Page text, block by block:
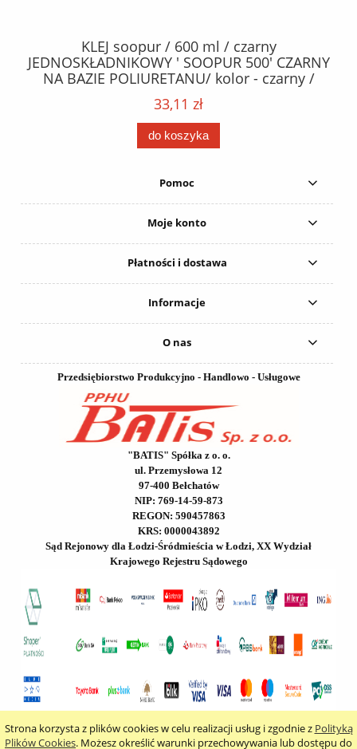
Strona korzysta z plików cookies w celu realizacji usług i zgodnie z Polityką
Plików Cookies. Możesz określić warunki przechowywania lub dostępu do
KLEJ soopur / 600 ml / czarny
JEDNOSKŁADNIKOWY ' SOOPUR 500' CZARNY
NA BAZIE POLIURETANU/ kolor - czarny /
karton 20 szt. / pistolet do kleju 307730 /
33,11 zł
do koszyka
Pomoc
Moje konto
Płatności i dostawa
Informacje
O nas
Przedsiębiorstwo Produkcyjno - Handlowo - Usługowe
"BATIS" Spółka z o. o.
ul. Przemysłowa 12
97-400 Bełchatów
NIP: 769-14-59-873
REGON: 590457863
KRS: 0000043892
Sąd Rejonowy dla Łodzi-Śródmieścia w Łodzi, XX Wydział
Krajowego Rejestru Sądowego
pokaż pełną wersję strony